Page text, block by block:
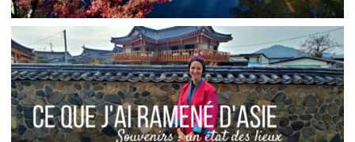
JAPON // OÙ ADMIRER LES MOMIJI À KYOTO
Audrey Asie,Blog